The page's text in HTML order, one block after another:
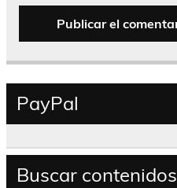
PayPal
Buscar contenidos